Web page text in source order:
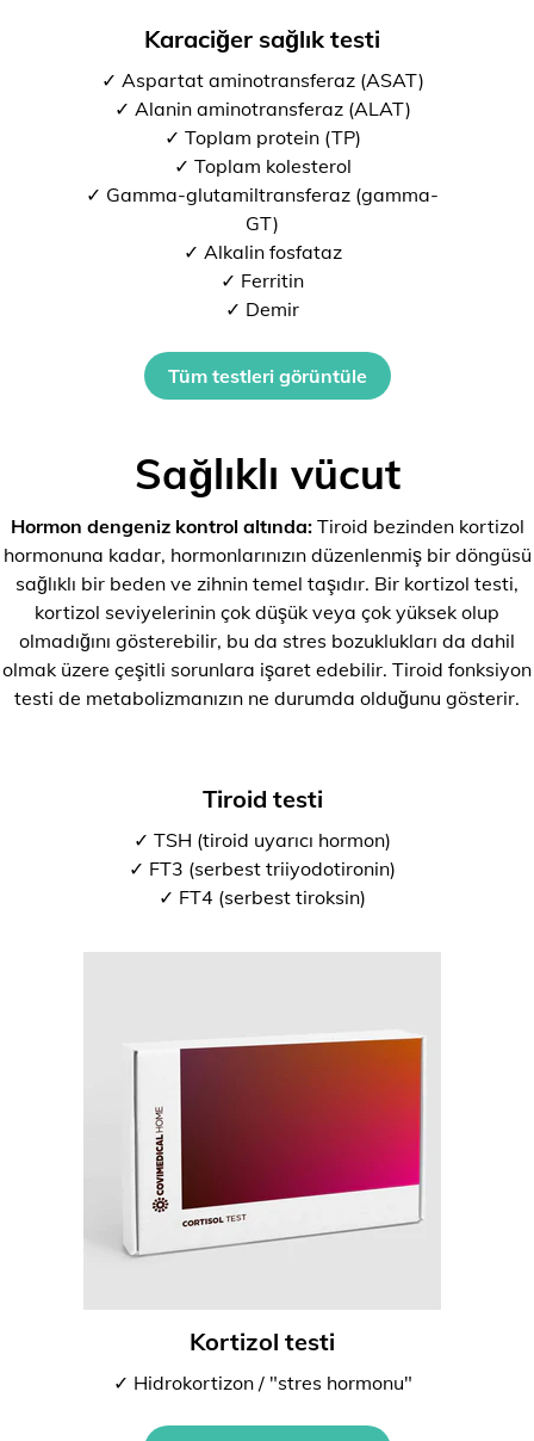
Karaciğer sağlık testi
✓ Aspartat aminotransferaz (ASAT)
✓ Alanin aminotransferaz (ALAT)
✓ Toplam protein (TP)
✓ Toplam kolesterol
✓ Gamma-glutamiltransferaz (gamma-
GT)
✓ Alkalin fosfataz
✓ Ferritin
✓ Demir
Tüm testleri görüntüle
Sağlıklı vücut
Hormon dengeniz kontrol altında:Tiroid bezinden kortizol
hormonuna kadar, hormonlarınızın düzenlenmiş bir döngüsü
sağlıklı bir beden ve zihnin temel taşıdır. Bir kortizol testi,
kortizol seviyelerinin çok düşük veya çok yüksek olup
olmadığını gösterebilir, bu da stres bozuklukları da dahil
olmak üzere çeşitli sorunlara işaret edebilir. Tiroid fonksiyon
testi de metabolizmanızın ne durumda olduğunu gösterir.
Tiroid testi
✓ TSH (tiroid uyarıcı hormon)
✓ FT3 (serbest triiyodotironin)
✓ FT4 (serbest tiroksin)
Kortizol testi
✓ Hidrokortizon / "stres hormonu"